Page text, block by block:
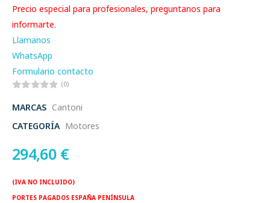
Precio especial para profesionales, preguntanos para
informarte.
Llamanos
WhatsApp
Formulario contacto
(0)
MARCAS Cantoni
CATEGORÍA Motores
294,60 €
(IVA NO INCLUIDO)
PORTES PAGADOS ESPAÑA PENÍNSULA